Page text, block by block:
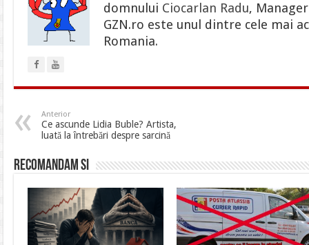
domnului Ciocarlan Radu,
GZN.ro este unul dintre cele mai
Romania.
Anterior
Ce ascunde Lidia Buble? Artista,
luată la întrebări despre sarcină
Recomandam si